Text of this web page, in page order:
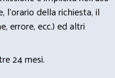
l'orario della richiesta, il
errore, ecc.) ed altri
24 mesi.